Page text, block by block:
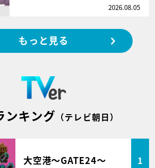
2026.08.05
もっと見る
ンキング （テレビ朝日）
大空港～GATE24～ 1